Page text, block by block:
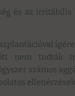
és az irritábilis
nem tudták
számos